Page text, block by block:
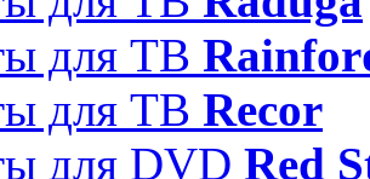
для ТВ
для ТВ Recor
для DVD Red